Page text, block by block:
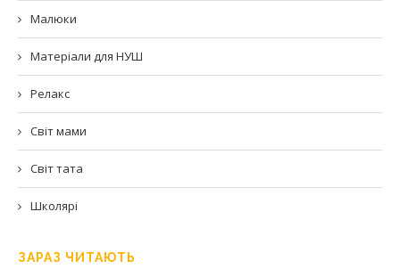
Малюки
Матеріали для НУШ
Релакс
Світ мами
Світ тата
Школярі
ЗАРАЗ ЧИТАЮТЬ